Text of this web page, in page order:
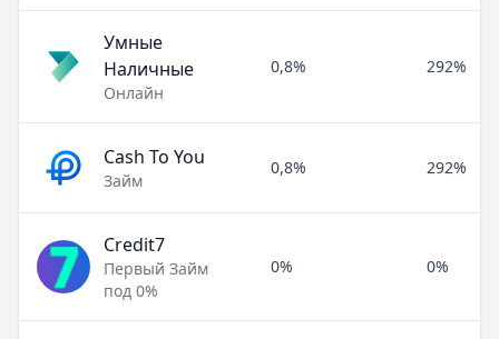
Умные
Наличные
Онлайн
0,8% 292%
Cash To You
Займ
0,8% 292%
Credit7
Первый Займ
под 0%
0% 0%